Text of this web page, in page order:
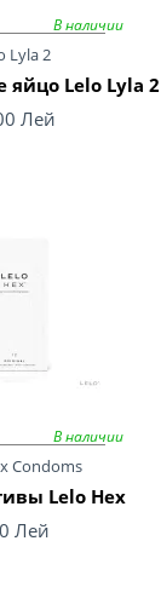
В наличии
Lyla 2
Lelo Lyla 2
Лей
В наличии
Condoms
Lelo Hex
Лей